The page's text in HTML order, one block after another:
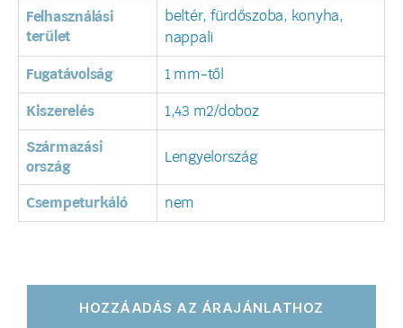
Felhasználási
terület
beltér, fürdőszoba, konyha,
nappali
Fugatávolság 1 mm-től
Kiszerelés 1,43 m2/doboz
Származási
ország
Lengyelország
Csempeturkáló nem
HOZZÁADÁS AZ ÁRAJÁNLATHOZ